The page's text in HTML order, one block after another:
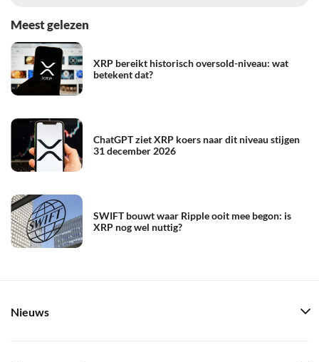
Meest gelezen
XRP bereikt historisch oversold-niveau: wat
betekent dat?
ChatGPT ziet XRP koers naar dit niveau stijgen
31 december 2026
SWIFT bouwt waar Ripple ooit mee begon: is
XRP nog wel nuttig?
Nieuws